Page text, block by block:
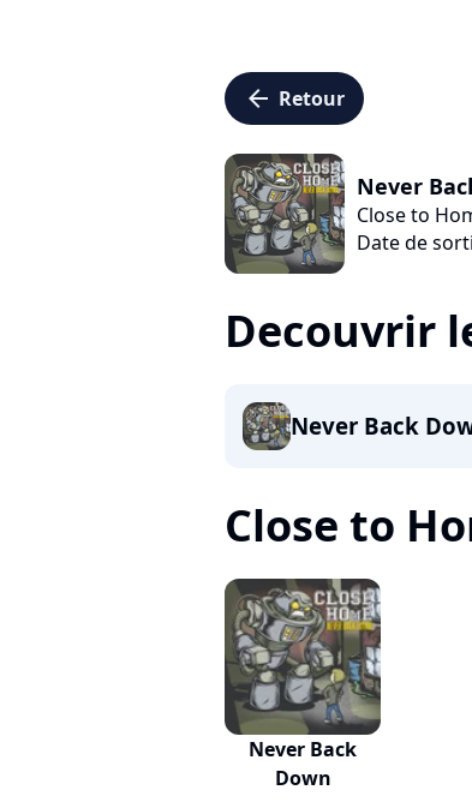
arrow_left Retour
Never
Close to
Date de
Decouvrir
Never Back
Close to
Never Back
Down